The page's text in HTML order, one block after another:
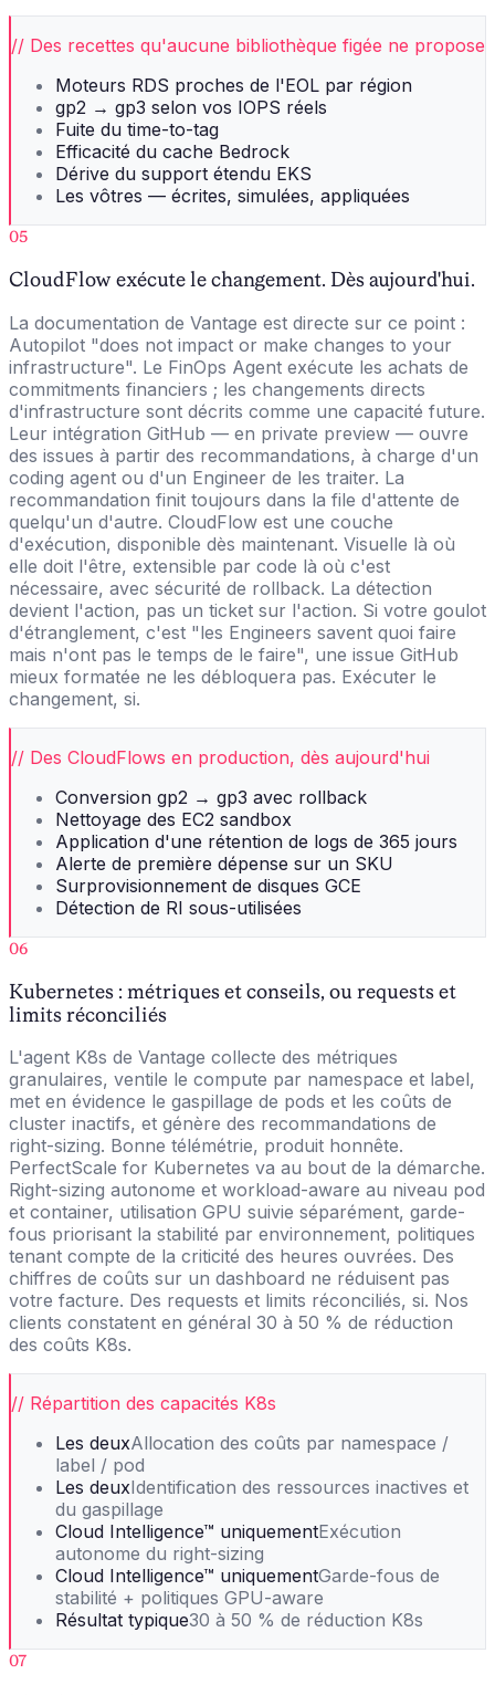
// Des recettes qu'aucune bibliothèque figée ne propose
Moteurs RDS proches de l'EOL par région
gp2 → gp3 selon vos IOPS réels
Fuite du time-to-tag
Efficacité du cache Bedrock
Dérive du support étendu EKS
Les vôtres — écrites, simulées, appliquées
05
CloudFlow exécute le changement. Dès aujourd'hui.
La documentation de Vantage est directe sur ce point :
Autopilot "does not impact or make changes to your
infrastructure". Le FinOps Agent exécute les achats de
commitments financiers ; les changements directs
d'infrastructure sont décrits comme une capacité future.
Leur intégration GitHub — en private preview — ouvre
des issues à partir des recommandations, à charge d'un
coding agent ou d'un Engineer de les traiter. La
recommandation finit toujours dans la file d'attente de
quelqu'un d'autre. CloudFlow est une couche
d'exécution, disponible dès maintenant. Visuelle là où
elle doit l'être, extensible par code là où c'est
nécessaire, avec sécurité de rollback. La détection
devient l'action, pas un ticket sur l'action. Si votre goulot
d'étranglement, c'est "les Engineers savent quoi faire
mais n'ont pas le temps de le faire", une issue GitHub
mieux formatée ne les débloquera pas. Exécuter le
changement, si.
// Des CloudFlows en production, dès aujourd'hui
Conversion gp2 → gp3 avec rollback
Nettoyage des EC2 sandbox
Application d'une rétention de logs de 365 jours
Alerte de première dépense sur un SKU
Surprovisionnement de disques GCE
Détection de RI sous-utilisées
06
Kubernetes : métriques et conseils, ou requests et
limits réconciliés
L'agent K8s de Vantage collecte des métriques
granulaires, ventile le compute par namespace et label,
met en évidence le gaspillage de pods et les coûts de
cluster inactifs, et génère des recommandations de
right-sizing. Bonne télémétrie, produit honnête.
PerfectScale for Kubernetes va au bout de la démarche.
Right-sizing autonome et workload-aware au niveau pod
et container, utilisation GPU suivie séparément, garde-
fous priorisant la stabilité par environnement, politiques
tenant compte de la criticité des heures ouvrées. Des
chiffres de coûts sur un dashboard ne réduisent pas
votre facture. Des requests et limits réconciliés, si. Nos
clients constatent en général 30 à 50 % de réduction
des coûts K8s.
// Répartition des capacités K8s
Les deuxAllocation des coûts par namespace /
label / pod
Les deuxIdentification des ressources inactives et
du gaspillage
Cloud Intelligence™ uniquementExécution
autonome du right-sizing
Cloud Intelligence™ uniquementGarde-fous de
stabilité + politiques GPU-aware
Résultat typique30 à 50 % de réduction K8s
07